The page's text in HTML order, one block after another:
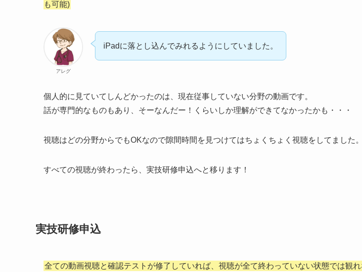
も可能)
アレグ
iPadに落とし込んでみれるようにしていました。
個人的に見ていてしんどかったのは、現在従事していない分野の動画です。
話が専門的なものもあり、そーなんだー！くらいしか理解ができてなかったかも・・・
視聴はどの分野からでもOKなので隙間時間を見つけてはちょくちょく視聴をしてました。
すべての視聴が終わったら、実技研修申込へと移ります！
実技研修申込
全ての動画視聴と確認テストが修了していれば、視聴が全て終わっていない状態では観